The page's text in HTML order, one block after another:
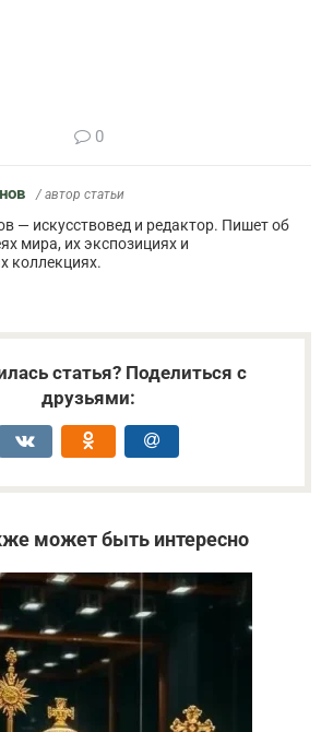
0
/ автор статьи
— искусствовед и редактор. Пишет об
мира, их экспозициях и
коллекциях.
статья? Поделиться с
друзьями:
может быть интересно